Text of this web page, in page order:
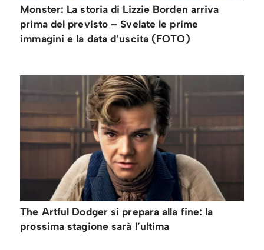
Monster: La storia di Lizzie Borden arriva
prima del previsto – Svelate le prime
immagini e la data d’uscita (FOTO)
The Artful Dodger si prepara alla fine: la
prossima stagione sarà l’ultima